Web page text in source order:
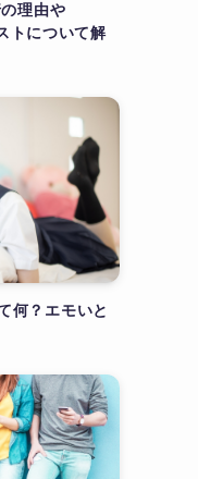
理由や
について解
何？エモいと